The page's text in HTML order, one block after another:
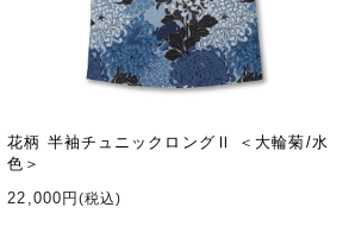
花柄 半袖チュニックロングⅡ ＜大輪菊/水
色＞
22,000円(税込)